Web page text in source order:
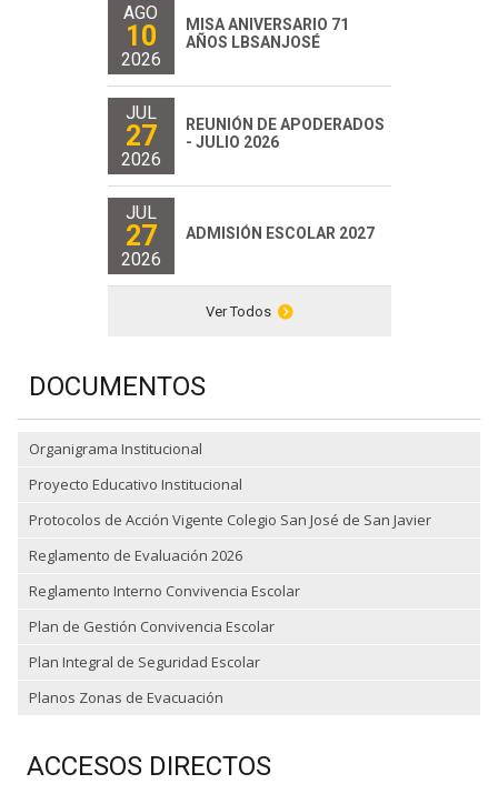
AGO
10
2026
MISA ANIVERSARIO 71
AÑOS LBSANJOSÉ
JUL
27
2026
REUNIÓN DE APODERADOS
- JULIO 2026
JUL
27
2026
ADMISIÓN ESCOLAR 2027
Ver Todos
DOCUMENTOS
Organigrama Institucional
Proyecto Educativo Institucional
Protocolos de Acción Vigente Colegio San José de San Javier
Reglamento de Evaluación 2026
Reglamento Interno Convivencia Escolar
Plan de Gestión Convivencia Escolar
Plan Integral de Seguridad Escolar
Planos Zonas de Evacuación
ACCESOS DIRECTOS